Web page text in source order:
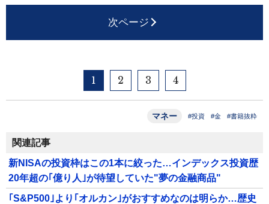
次ページ
1 2 3 4
マネー #投資 #金 #書籍抜粋
関連記事
新NISAの投資枠はこの1本に絞った…インデックス投資歴
20年超の｢億り人｣が待望していた"夢の金融商品"
｢S&P500｣より｢オルカン｣がおすすめなのは明らか…歴史